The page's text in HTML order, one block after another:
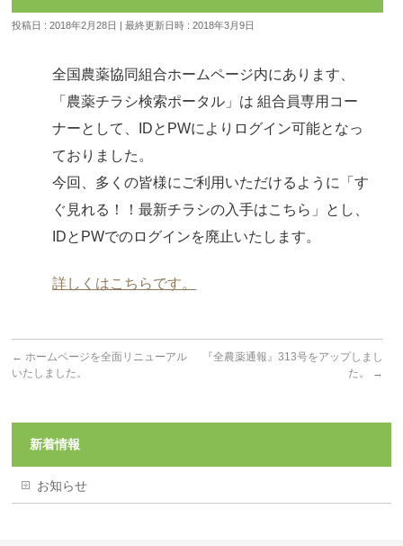
投稿日 : 2018年2月28日 最終更新日時 : 2018年3月9日
全国農薬協同組合ホームページ内にあります、
「農薬チラシ検索ポータル」は 組合員専用コー
ナーとして、IDとPWによりログイン可能となっ
ておりました。
今回、多くの皆様にご利用いただけるように「す
ぐ見れる！！最新チラシの入手はこちら」とし、
IDとPWでのログインを廃止いたします。
詳しくはこちらです。
← ホームページを全面リニューアル
いたしました。
『全農薬通報』313号をアップしまし
た。
→
新着情報
お知らせ